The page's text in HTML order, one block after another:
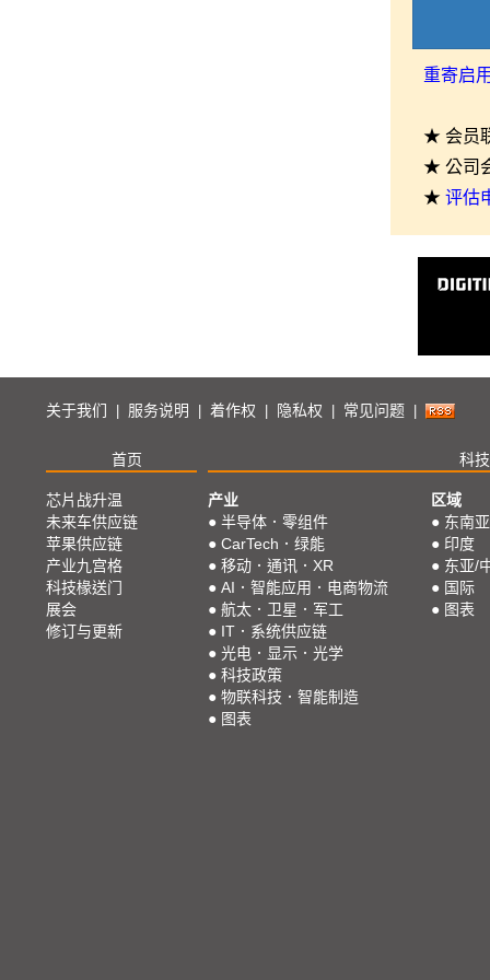
重寄启
★ 会员
★ 公司
★ 评估
关于我们 服务说明 着作权 隐私权 常见问题
首页 科
芯片战升温
未来车供应链
苹果供应链
产业九宫格
科技椽送门
展会
修订与更新
产业
● 半导体．零组件
● CarTech．绿能
● 移动．通讯．XR
● AI．智能应用．电商物流
● 航太．卫星．军工
● IT．系统供应链
● 光电．显示．光学
● 科技政策
● 物联科技．智能制造
● 图表
区域
● 东南亚
● 印度
● 东亚/
● 国际
● 图表